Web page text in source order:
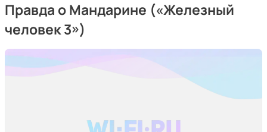
Правда о Мандарине («Железный
человек 3»)